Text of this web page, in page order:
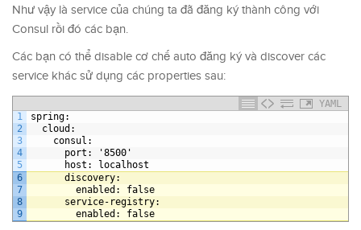
Như vậy là service của chúng ta đã đăng ký thành công với
Consul rồi đó các bạn.
Các bạn có thể disable cơ chế auto đăng ký và discover các
service khác sử dụng các properties sau:
YAML
1
2
3
4
5
6
7
8
9
spring:
cloud :
consul :
port : '8500'
host : localhost
discovery:
enabled : false
service-registry:
enabled : false